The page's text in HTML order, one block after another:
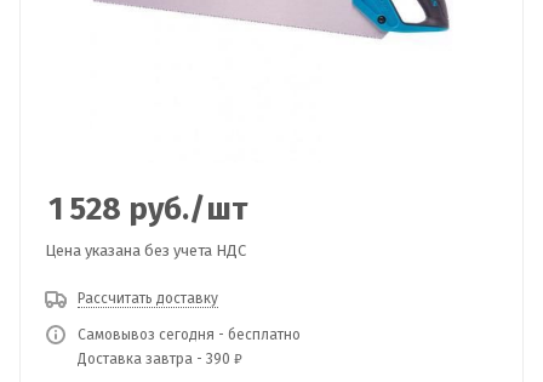
1 528 руб./шт
Цена указана без учета НДС
Рассчитать доставку
Самовывоз сегодня - бесплатно
Доставка завтра - 390 ₽